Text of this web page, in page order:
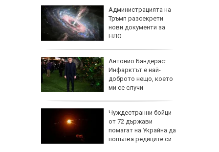
Администрацията на
Тръмп разсекрети
нови документи за
НЛО
Антонио Бандерас:
Инфарктът е най-
доброто нещо, което
ми се случи
Чуждестранни бойци
от 72 държави
помагат на Украйна да
попълва редиците си